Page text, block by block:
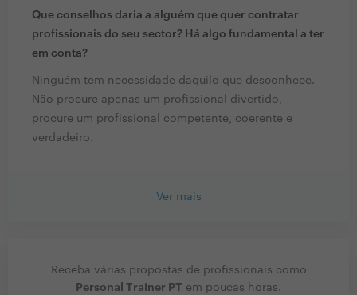
Que conselhos daria a alguém que quer contratar
profissionais do seu sector? Há algo fundamental a ter
em conta?
Ninguém tem necessidade daquilo que desconhece.
Não procure apenas um profissional divertido,
procure um profissional competente, coerente e
verdadeiro.
Ver mais
Receba várias propostas de profissionais como
Personal Trainer PT em poucas horas.